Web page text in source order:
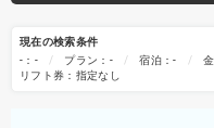
現在の検索条件
-：-
プラン：- 宿泊：-
リフト券：指定なし